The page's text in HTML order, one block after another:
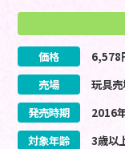
価格 6,578
売場
玩具
発売時期
2016
対象年齢
3歳以